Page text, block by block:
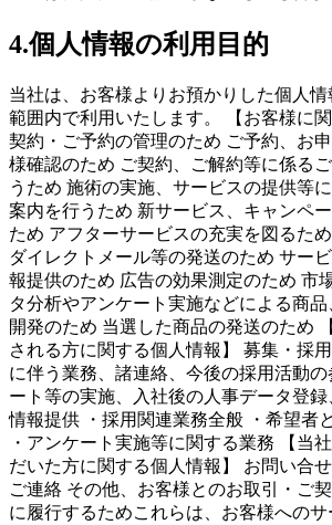
4.個人情報の利用目的
当社は、お客様よりお預かりした個人
範囲内で利用いたします。 【お客様に
契約・ご予約の管理のため ご予約、お
様確認のため ご契約、ご解約等に係る
うため 施術の実施、サービスの提供等
案内を行うため 新サービス、キャンペ
ため アフターサービスの充実を図るため
ダイレクトメール等の発送のため サー
報提供のため 広告の効果測定のため 市
タ分析やアンケート実施などによる商
開発のため 当選した商品の発送のため
される方に関する個人情報】 募集・採
に伴う業務、諸連絡、今後の採用活動
ート等の実施、入社後の人事データ登
情報提供 ・採用関連業務全般 ・希望者
・アンケート実施等に関する業務 【当
だいた方に関する個人情報】 お問い合
ご連絡 その他、お客様とのお取引・ご
に履行するためこれらは、お客様への